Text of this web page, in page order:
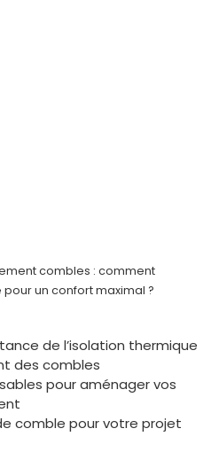
combles : comment
un confort maximal ?
de l’isolation thermique
des combles
pour aménager vos
comble pour votre projet